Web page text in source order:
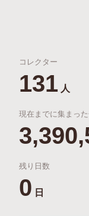
コレクター
131 人
現在までに集まっ
残り日数
0 日